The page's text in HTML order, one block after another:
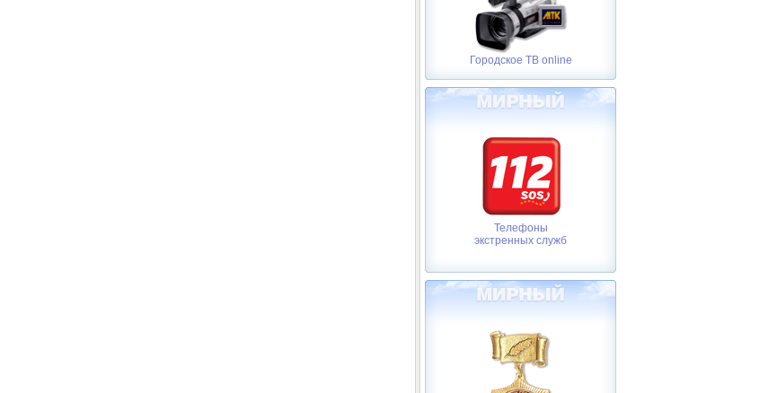
Городское ТВ online
Телефоны
экстренных служб